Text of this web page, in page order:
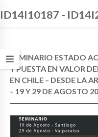
ID14I10187 -
SEMINARIO ESTADO
Y PUESTA EN VALOR
EN CHILE – DESDE LA
– 19 Y 29 DE AGOSTO